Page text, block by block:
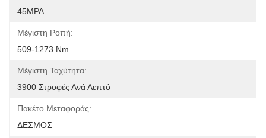
45MPA
Μέγιστη Ροπή:
509-1273 Nm
Μέγιστη Ταχύτητα:
3900 Στροφές Ανά Λεπτό
Πακέτο Μεταφοράς:
ΔΕΣΜΟΣ